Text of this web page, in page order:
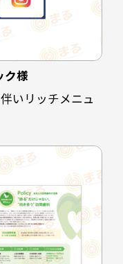
ク様
いリッチメニュ
方に対して予約
。
にも予約可能な
ムページや
ていただけるよう